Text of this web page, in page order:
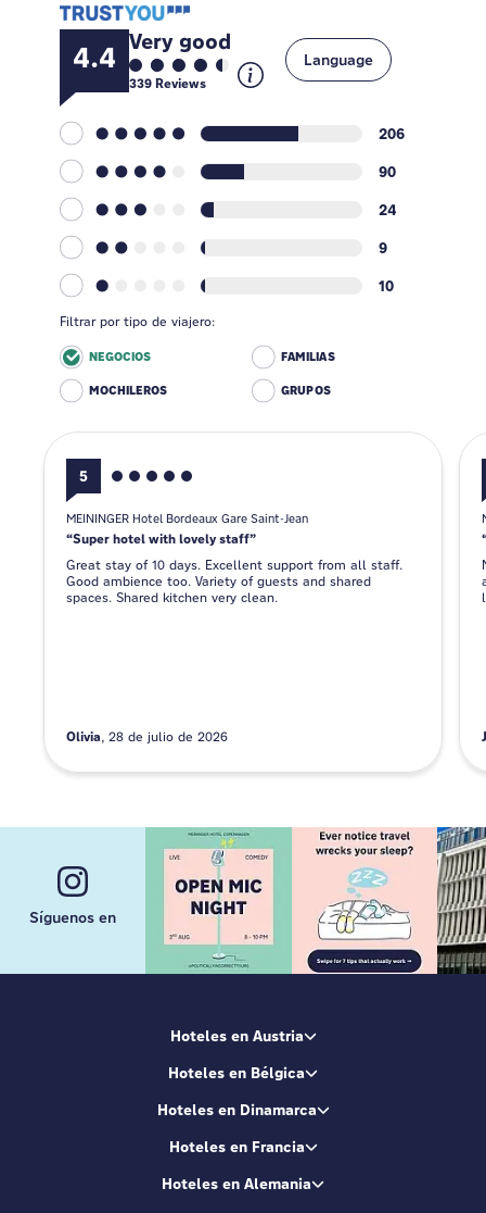
4.4 Very good
339Reviews
206
90
24
9
10
Language
Filtrar por tipo de viajero:
NEGOCIOS FAMILIAS
MOCHILEROS GRUPOS
5
MEININGER Hotel Bordeaux Gare Saint-Jean
Super hotel with lovely staff
Great stay of 10 days. Excellent support from all staff.
Good ambience too. Variety of guests and shared
spaces. Shared kitchen very clean.
Olivia 28 de julio de 2026
Síguenos en
Hoteles en Austria
Hoteles en Bélgica
Hoteles en Dinamarca
Hoteles en Francia
Hoteles en Alemania